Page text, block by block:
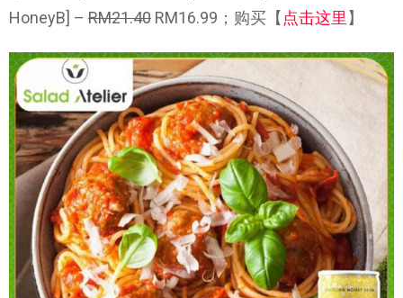
HoneyB] – RM21.40 RM16.99；购买【 点击这里 】